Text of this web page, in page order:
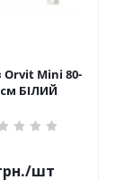
Mini 80-
см БІЛИЙ
/шт